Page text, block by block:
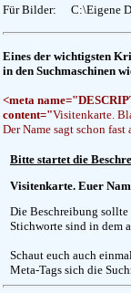
Für Bilder: C:\Eigene
Eines der wichtigsten
in den Suchmaschinen
<meta
content="Visitenkarte.
Der Name sagt schon
Bitte startet die
Visitenkarte. Euer
Die Beschreibung
Stichworte sind in dem
Schaut euch auch
Meta-Tags sich die